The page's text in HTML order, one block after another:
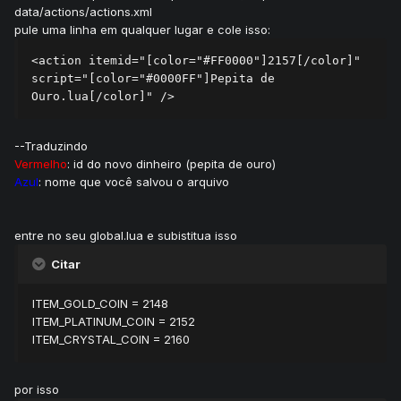
data/actions/actions.xml
pule uma linha em qualquer lugar e cole isso:
<action itemid="[color="#FF0000"]2157[/color]"
script="[color="#0000FF"]Pepita de
Ouro.lua[/color]" />
--Traduzindo
Vermelho: id do novo dinheiro (pepita de ouro)
Azul: nome que você salvou o arquivo
entre no seu global.lua e subistitua isso
Citar
ITEM_GOLD_COIN = 2148
ITEM_PLATINUM_COIN = 2152
ITEM_CRYSTAL_COIN = 2160
por isso